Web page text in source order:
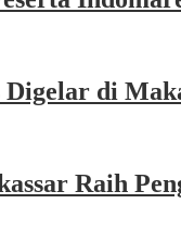
Digelar di
Raih